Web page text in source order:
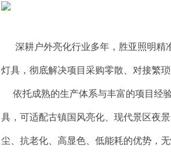
深耕户外亮化行业多年，胜亚照明精
灯具，彻底解决项目采购零散、对接繁
依托成熟的生产体系与丰富的项目经
具，可适配古镇国风亮化、现代景区夜
尘、抗老化、高显色、低能耗的优势，